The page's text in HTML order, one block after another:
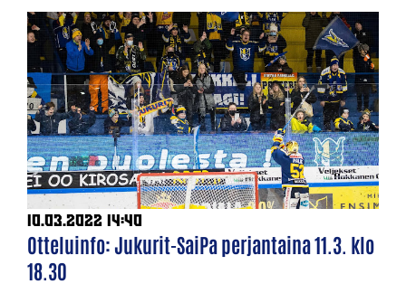
Otteluinfo: Jukurit-SaiPa perjantaina 11.3. klo
18.30
10.03.2022 14:40